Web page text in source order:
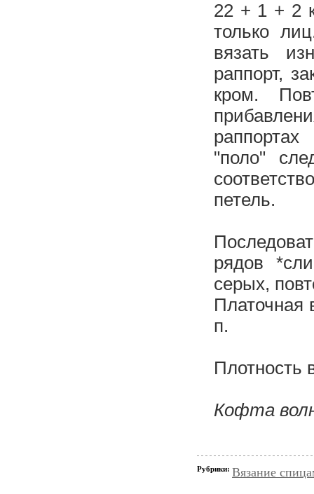
22 + 1 + 2
только
вязать
раппорт,
кром.
"поло"
петель.
рядов
серых,
Платочная
п.
Плотность
Кофта
Рубрики: Вязание